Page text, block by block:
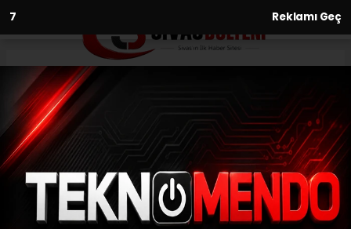
6 Reklamı Geç
Anasayfa Eğitim
Düzce’de 7 Ekim’de başlıyor
(İHA) - İhlas Haber Ajansı | 30.09.2024 - 17:31, Güncelleme:
30.09.2024 - 17:12